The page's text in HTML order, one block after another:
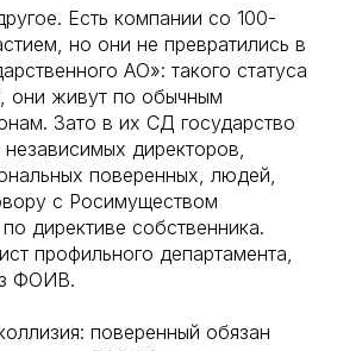
Есть компании со 100-
но они не превратились в
АО»: такого статуса
они живут по обычным
Зато в их СД государство
директоров,
поверенных, людей,
с Росимуществом
директиве собственника.
профильного департамента,
ФОИВ.
поверенный обязан